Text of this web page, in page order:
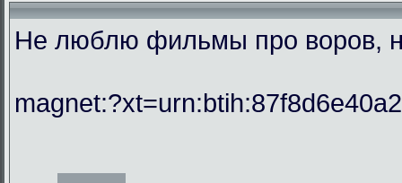
Не люблю фильмы про воров,